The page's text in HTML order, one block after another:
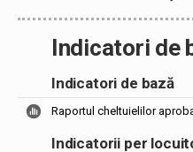
Indicatori de
Indicatori de bază
Raportul cheltuielilor
Indicatorii per